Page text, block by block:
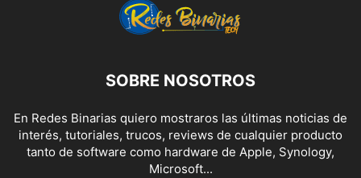
SOBRE NOSOTROS
En Redes Binarias quiero mostraros las últimas noticias de
interés, tutoriales, trucos, reviews de cualquier producto
tanto de software como hardware de Apple, Synology,
Microsoft...